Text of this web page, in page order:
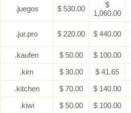
.juegos $ 530.00
$
1,060.00
.jur.pro $ 220.00 $ 440.00
.kaufen
$ 50.00 $ 100.00
.kim
$ 30.00 $ 41.65
.kitchen
$ 70.00 $ 140.00
.kiwi
$ 50.00 $ 100.00